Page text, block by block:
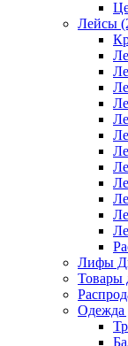
Лейсы
Лифы
Товары
Одежда